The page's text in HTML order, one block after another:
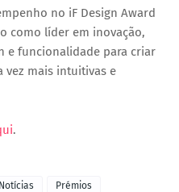
no iF Design Award
como líder em inovação,
e funcionalidade para criar
vez mais intuitivas e
.
Notícias
Prémios